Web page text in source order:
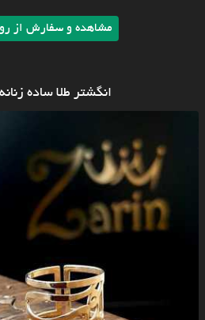
مشاهده و سفارش از
انگشتر طلا ساده